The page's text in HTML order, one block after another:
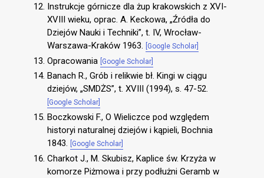
Instrukcje górnicze dla żup krakowskich z XVI-
XVIII wieku, oprac. A. Keckowa, „Źródła do
Dziejów Nauki i Techniki”, t. IV, Wrocław-
Warszawa-Kraków 1963.
[Google Scholar]
Opracowania [Google Scholar]
Banach R., Grób i relikwie bł. Kingi w ciągu
dziejów, „SMDŻS”, t. XVIII (1994), s. 47-52.
[Google Scholar]
Boczkowski F., O Wieliczce pod względem
historyi naturalnej dziejów i kąpieli, Bochnia
1843.
[Google Scholar]
Charkot J., M. Skubisz, Kaplice św. Krzyża w
komorze Piżmowa i przy podłużni Geramb w